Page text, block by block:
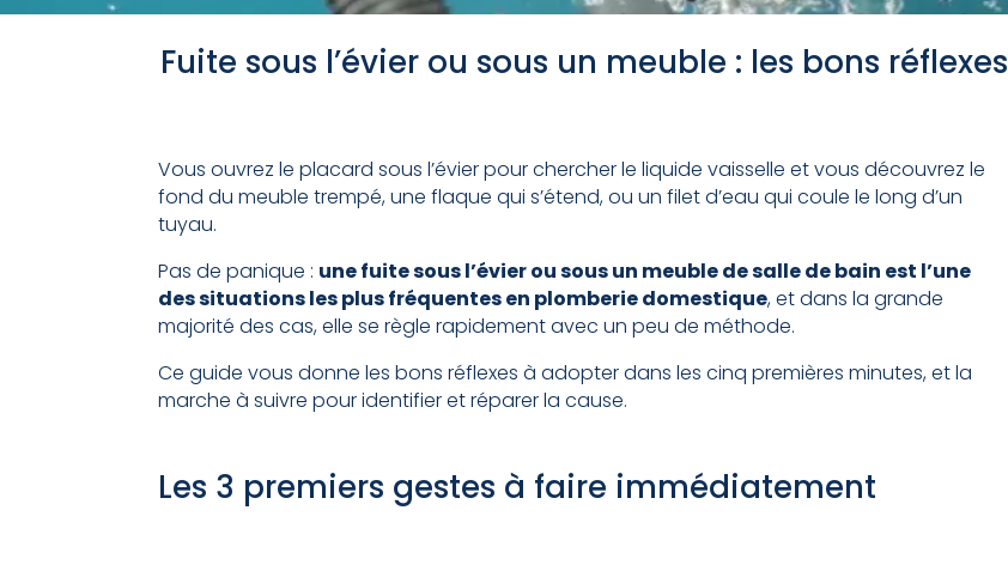
Fuite sous l’évier ou sous un meuble : les bons réflexes
Vous ouvrez le placard sous l’évier pour chercher le liquide vaisselle et vous découvrez le
fond du meuble trempé, une flaque qui s’étend, ou un filet d’eau qui coule le long d’un
tuyau.
Pas de panique : une fuite sous l’évier ou sous un meuble de salle de bain est l’une
des situations les plus fréquentes en plomberie domestique, et dans la grande
majorité des cas, elle se règle rapidement avec un peu de méthode.
Ce guide vous donne les bons réflexes à adopter dans les cinq premières minutes, et la
marche à suivre pour identifier et réparer la cause.
Les 3 premiers gestes à faire immédiatement